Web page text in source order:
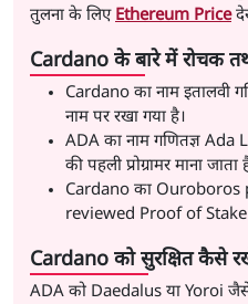
तुलना के लिएEthereum Price
Cardano के बारे में रोचक
Cardano का नाम इतालवी
नाम पर रखा गया है।
ADA का नाम गणितज्ञ Ada
की पहली प्रोग्रामर माना जाता
Cardano का Ouroboros
reviewed Proof of Stake
Cardano को सुरक्षित कैसे
ADA को Daedalus या Yoroi